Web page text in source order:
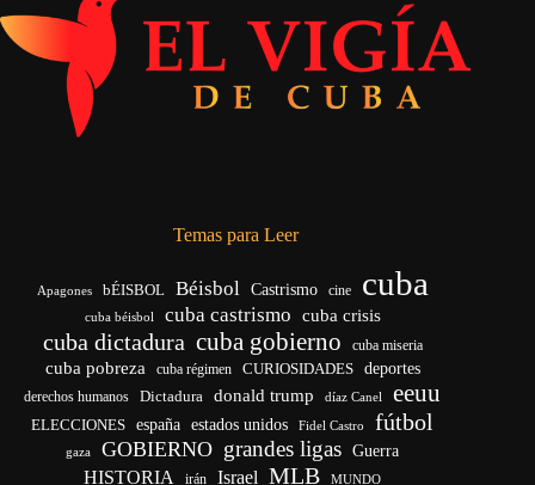
Temas para Leer
Apagones bÉISBOL Béisbol Castrismo cine cuba
cuba béisbol cuba castrismo cuba crisis
cuba dictadura cuba gobierno cuba miseria
cuba pobreza cuba régimen CURIOSIDADES deportes
derechos humanos Dictadura donald trump díaz Canel eeuu
ELECCIONES españa estados unidos Fidel Castro fútbol
gaza GOBIERNO grandes ligas Guerra
HISTORIA irán Israel MLB MUNDO